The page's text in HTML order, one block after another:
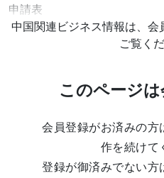
申請表
中国関連ビジネス情報は、
ご覧く
このページ
会員登録がお済みの方
作を続けて
登録が御済みでない方